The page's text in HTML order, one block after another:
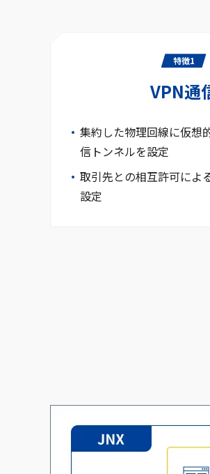
特徴1
VPN通
集約した物理回線に仮想
信トンネルを設定
取引先との相互許可によ
設定